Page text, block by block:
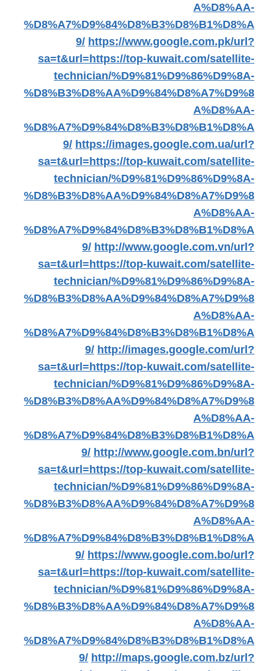
A%D8%AA-
%D8%A7%D9%84%D8%B3%D8%B1%D8%A
9/ https://www.google.com.pk/url?
sa=t&url=https://top-kuwait.com/satellite-
technician/%D9%81%D9%86%D9%8A-
%D8%B3%D8%AA%D9%84%D8%A7%D9%8
A%D8%AA-
%D8%A7%D9%84%D8%B3%D8%B1%D8%A
9/ https://images.google.com.ua/url?
sa=t&url=https://top-kuwait.com/satellite-
technician/%D9%81%D9%86%D9%8A-
%D8%B3%D8%AA%D9%84%D8%A7%D9%8
A%D8%AA-
%D8%A7%D9%84%D8%B3%D8%B1%D8%A
9/ http://www.google.com.vn/url?
sa=t&url=https://top-kuwait.com/satellite-
technician/%D9%81%D9%86%D9%8A-
%D8%B3%D8%AA%D9%84%D8%A7%D9%8
A%D8%AA-
%D8%A7%D9%84%D8%B3%D8%B1%D8%A
9/ http://images.google.com/url?
sa=t&url=https://top-kuwait.com/satellite-
technician/%D9%81%D9%86%D9%8A-
%D8%B3%D8%AA%D9%84%D8%A7%D9%8
A%D8%AA-
%D8%A7%D9%84%D8%B3%D8%B1%D8%A
9/ http://www.google.com.bn/url?
sa=t&url=https://top-kuwait.com/satellite-
technician/%D9%81%D9%86%D9%8A-
%D8%B3%D8%AA%D9%84%D8%A7%D9%8
A%D8%AA-
%D8%A7%D9%84%D8%B3%D8%B1%D8%A
9/ https://www.google.com.bo/url?
sa=t&url=https://top-kuwait.com/satellite-
technician/%D9%81%D9%86%D9%8A-
%D8%B3%D8%AA%D9%84%D8%A7%D9%8
A%D8%AA-
%D8%A7%D9%84%D8%B3%D8%B1%D8%A
9/ http://maps.google.com.bz/url?